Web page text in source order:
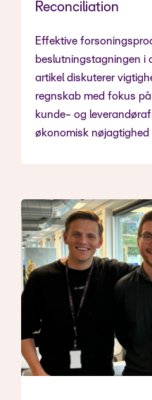
Reconciliation
Effektive
beslutningstagningen i
artikel diskuterer
regnskab med fokus
kunde- og
økonomisk nøjagtighed